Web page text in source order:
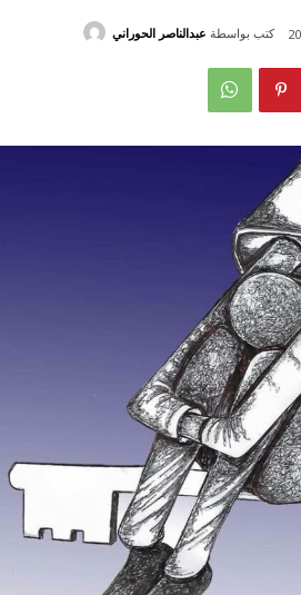
كتب بواسطة عبدالناصر الحوراني